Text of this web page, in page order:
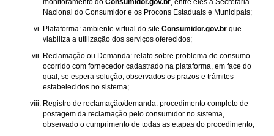
monitoramento do Consumidor.gov.br, entre eles a Secretaria
Nacional do Consumidor e os Procons Estaduais e Municipais;
Plataforma: ambiente virtual do site Consumidor.gov.br que
viabiliza a utilização dos serviços oferecidos;
Reclamação ou Demanda: relato sobre problema de consumo
ocorrido com fornecedor cadastrado na plataforma, em face do
qual, se espera solução, observados os prazos e trâmites
estabelecidos no sistema;
Registro de reclamação/demanda: procedimento completo de
postagem da reclamação pelo consumidor no sistema,
observado o cumprimento de todas as etapas do procedimento;